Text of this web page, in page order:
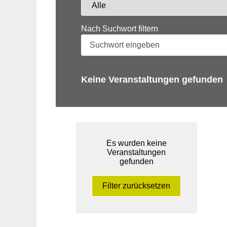
Nach Suchwort filtern
Keine Veranstaltungen gefunden
Es wurden keine
Veranstaltungen
gefunden
Filter zurücksetzen